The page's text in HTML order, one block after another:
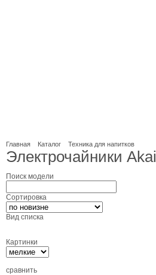
Главная Каталог Техника для напитков
Электрочайники Akai
Поиск модели
Сортировка
Вид списка
Картинки
сравнить